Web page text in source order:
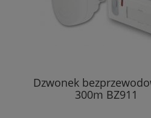
Dzwonek
300m BZ911